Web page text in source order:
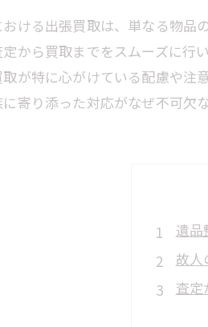
ける出張買取は、単なる物品
から買取までをスムーズに行
が特に心がけている配慮や注
寄り添った対応がなぜ不可欠
遺品
故
査
ご